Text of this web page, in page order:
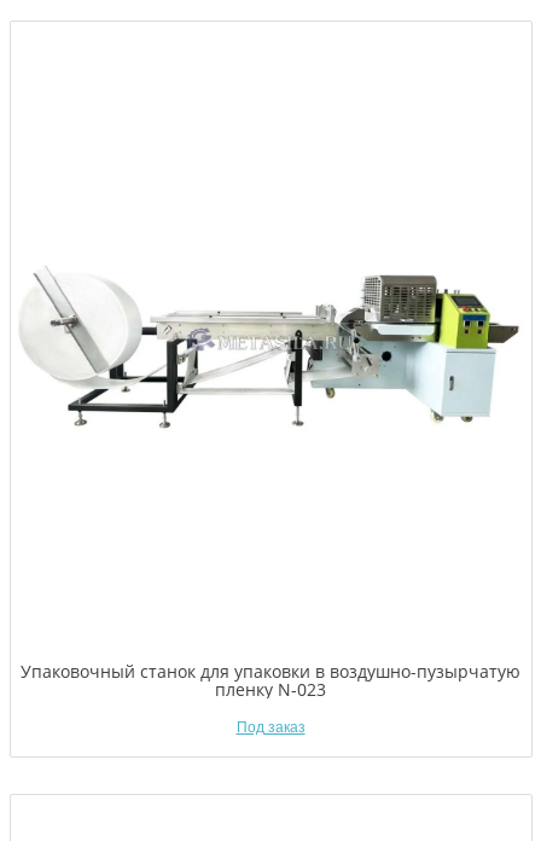
Упаковочный станок для упаковки в воздушно-пузырчатую
пленку N-023
Под заказ